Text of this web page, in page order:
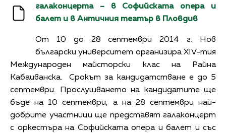
галаконцерта – в Софийската опера и
балет и в Античния театър в Пловдив
От 10 до 28 септември 2014 г. Нов
български университет организира XIV-тия
Международен майсторски клас на Райна
Кабаиванска. Срокът за кандидатстване е до 5
септември. Прослушването на кандидатите ще
бъде на 10 септември, а на 28 септември най-
добрите участници ще представят галаконцерт
с оркестъра на Софийската опера и балет и със